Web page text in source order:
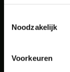
Noodzakelijk
Voorkeuren
maanden